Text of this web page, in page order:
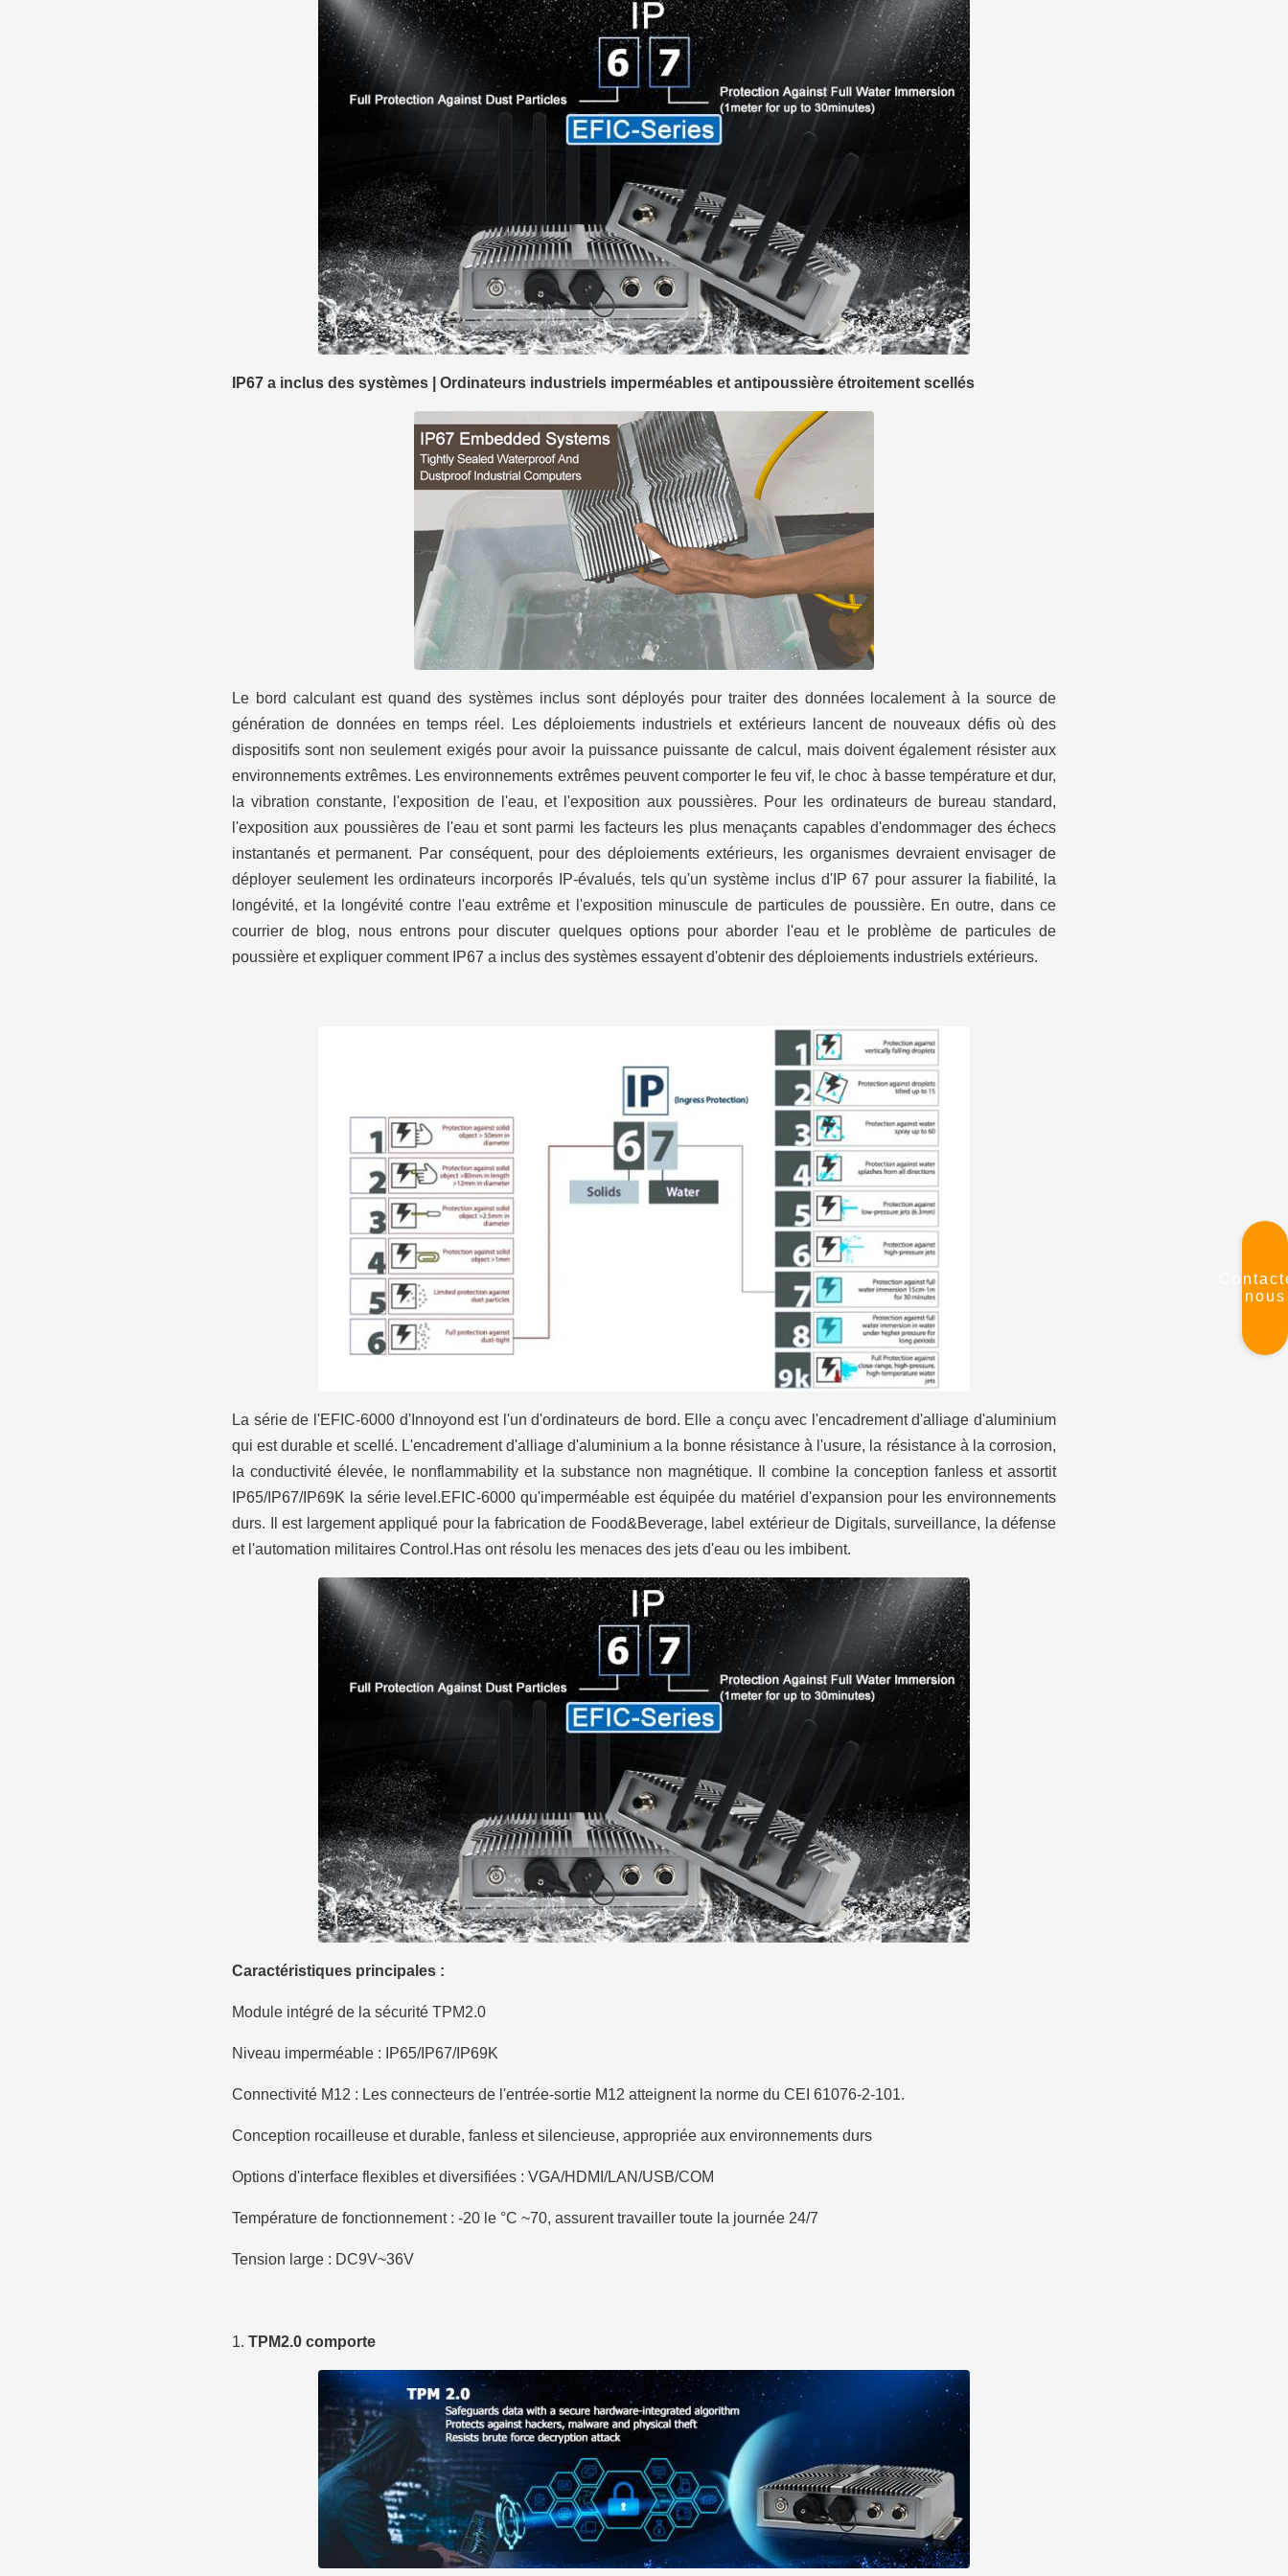
nous
IP67 a inclus des systèmes | Ordinateurs industriels imperméables et antipoussière étroitement scellés
Le bord calculant est quand des systèmes inclus sont déployés pour traiter des données localement à la source de
génération de données en temps réel. Les déploiements industriels et extérieurs lancent de nouveaux défis où des
dispositifs sont non seulement exigés pour avoir la puissance puissante de calcul, mais doivent également résister aux
environnements extrêmes. Les environnements extrêmes peuvent comporter le feu vif, le choc à basse température et dur,
la vibration constante, l'exposition de l'eau, et l'exposition aux poussières. Pour les ordinateurs de bureau standard,
l'exposition aux poussières de l'eau et sont parmi les facteurs les plus menaçants capables d'endommager des échecs
instantanés et permanent. Par conséquent, pour des déploiements extérieurs, les organismes devraient envisager de
déployer seulement les ordinateurs incorporés IP-évalués, tels qu'un système inclus d'IP 67 pour assurer la fiabilité, la
longévité, et la longévité contre l'eau extrême et l'exposition minuscule de particules de poussière. En outre, dans ce
courrier de blog, nous entrons pour discuter quelques options pour aborder l'eau et le problème de particules de
poussière et expliquer comment IP67 a inclus des systèmes essayent d'obtenir des déploiements industriels extérieurs.
La série de l'EFIC-6000 d'Innoyond est l'un d'ordinateurs de bord. Elle a conçu avec l'encadrement d'alliage d'aluminium
qui est durable et scellé. L'encadrement d'alliage d'aluminium a la bonne résistance à l'usure, la résistance à la corrosion,
la conductivité élevée, le nonflammability et la substance non magnétique. Il combine la conception fanless et assortit
IP65/IP67/IP69K la série level.EFIC-6000 qu'imperméable est équipée du matériel d'expansion pour les environnements
durs. Il est largement appliqué pour la fabrication de Food&Beverage, label extérieur de Digitals, surveillance, la défense
et l'automation militaires Control.Has ont résolu les menaces des jets d'eau ou les imbibent.
Caractéristiques principales :
Module intégré de la sécurité TPM2.0
Niveau imperméable : IP65/IP67/IP69K
Connectivité M12 : Les connecteurs de l'entrée-sortie M12 atteignent la norme du CEI 61076-2-101.
Conception rocailleuse et durable, fanless et silencieuse, appropriée aux environnements durs
Options d'interface flexibles et diversifiées : VGA/HDMI/LAN/USB/COM
Température de fonctionnement : -20 le °C ~70, assurent travailler toute la journée 24/7
Tension large : DC9V~36V
1. TPM2.0 comporte